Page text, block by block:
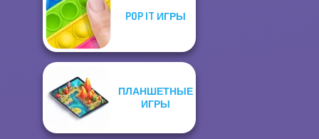
POP IT ИГРЫ
ПЛАНШЕТНЫЕ
ИГРЫ